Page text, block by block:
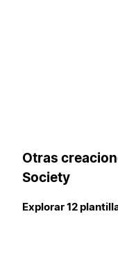
Otras
Society
Explorar 12